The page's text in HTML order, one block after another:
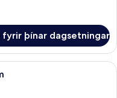
fyrir þínar dagsetningar
úr egypskri bómull, rúmföt